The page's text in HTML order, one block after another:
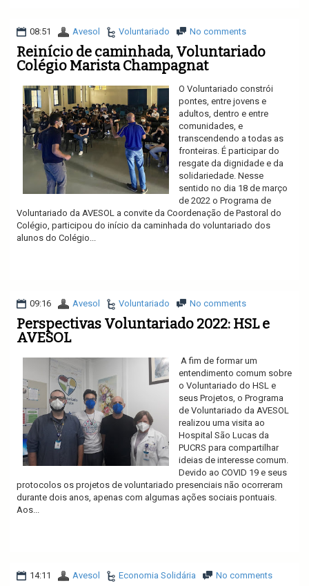
08:51 Avesol Voluntariado No comments
Reinício de caminhada, Voluntariado
Colégio Marista Champagnat
O Voluntariado constrói
pontes, entre jovens e
adultos, dentro e entre
comunidades, e
transcendendo a todas as
fronteiras. É participar do
resgate da dignidade e da
solidariedade. Nesse
sentido no dia 18 de março
de 2022 o Programa de
Voluntariado da AVESOL a convite da Coordenação de Pastoral do
Colégio, participou do início da caminhada do voluntariado dos
alunos do Colégio...
09:16 Avesol Voluntariado No comments
Perspectivas Voluntariado 2022: HSL e
AVESOL
A fim de formar um
entendimento comum sobre
o Voluntariado do HSL e
seus Projetos, o Programa
de Voluntariado da AVESOL
realizou uma visita ao
Hospital São Lucas da
PUCRS para compartilhar
ideias de interesse comum.
Devido ao COVID 19 e seus
protocolos os projetos de voluntariado presenciais não ocorreram
durante dois anos, apenas com algumas ações sociais pontuais.
Aos...
14:11 Avesol Economia Solidária No comments